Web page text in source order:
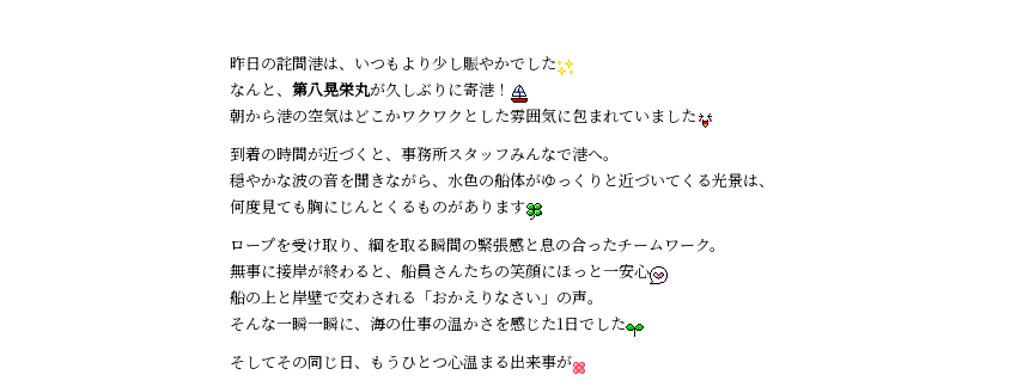
c
e
b
o
o
k
昨日の詫間港は、いつもより少し賑やかでした
なんと、 第八晃栄丸が久しぶりに寄港！
朝から港の空気はどこかワクワクとした雰囲気に包まれていました
到着の時間が近づくと、事務所スタッフみんなで港へ。
穏やかな波の音を聞きながら、水色の船体がゆっくりと近づいてくる光景は、
何度見ても胸にじんとくるものがあります
ロープを受け取り、綱を取る瞬間の緊張感と息の合ったチームワーク。
無事に接岸が終わると、船員さんたちの笑顔にほっと一安心
船の上と岸壁で交わされる「おかえりなさい」の声。
そんな一瞬一瞬に、海の仕事の温かさを感じた1日でした
そしてその同じ日、もうひとつ心温まる出来事が